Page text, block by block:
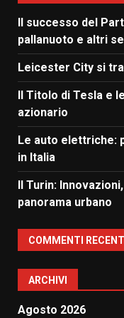
Il successo del
pallanuoto e altri
Leicester City si
Il Titolo di Tesla e
azionario
Le auto elettriche:
in Italia
Il Turin:
panorama urbano
COMMENTI RECENTI
ARCHIVI
Agosto 2026